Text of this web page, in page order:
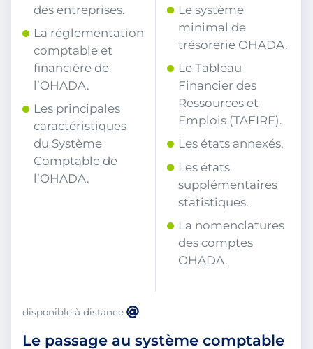
des entreprises.
La réglementation
comptable et
financière de
l’OHADA.
Les principales
caractéristiques
du Système
Comptable de
l’OHADA.
Le système
minimal de
trésorerie OHADA.
Le Tableau
Financier des
Ressources et
Emplois (TAFIRE).
Les états annexés.
Les états
supplémentaires
statistiques.
La nomenclatures
des comptes
OHADA.
disponible à distance
Le passage au système comptable